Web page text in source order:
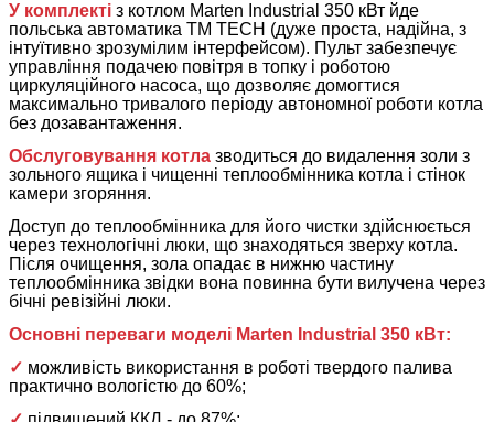
У комплекті з котлом Marten Industrial 350 кВт йде
польська автоматика TM TECH (дуже проста, надійна, з
інтуїтивно зрозумілим інтерфейсом). Пульт забезпечує
управління подачею повітря в топку і роботою
циркуляційного насоса, що дозволяє домогтися
максимально тривалого періоду автономної роботи котла
без дозавантаження.
Обслуговування котла зводиться до видалення золи з
зольного ящика і чищенні теплообмінника котла і стінок
камери згоряння.
Доступ до теплообмінника для його чистки здійснюється
через технологічні люки, що знаходяться зверху котла.
Після очищення, зола опадає в нижню частину
теплообмінника звідки вона повинна бути вилучена через
бічні ревізійні люки.
Основні переваги моделі Marten Industrial 350 кВт:
✓ можливість використання в роботі твердого палива
практично вологістю до 60%;